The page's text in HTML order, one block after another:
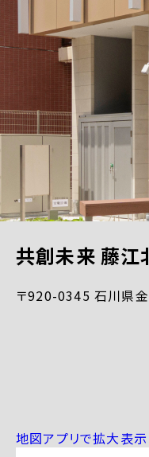
共創未来 藤江
〒920-0345 石川県
地図アプリで拡大表示